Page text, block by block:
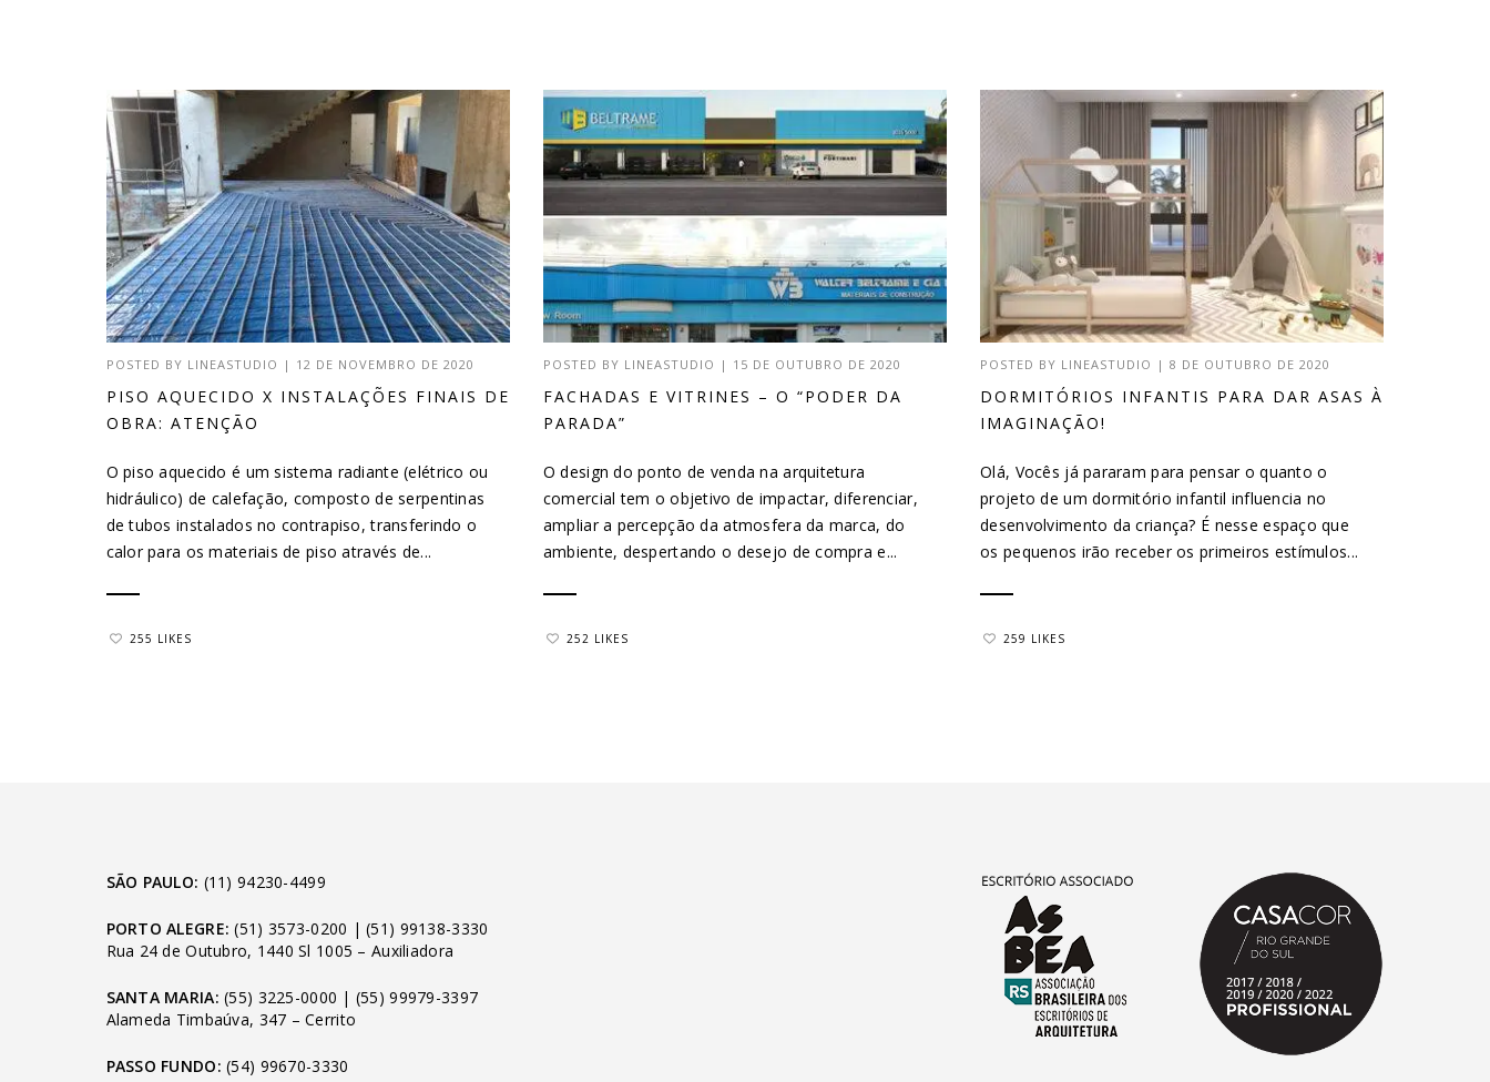
POSTED BY LINEASTUDIO | 12 DE NOVEMBRO DE 2020
PISO AQUECIDO X INSTALAÇÕES FINAIS DE
OBRA: ATENÇÃO
O piso aquecido é um sistema radiante (elétrico ou
hidráulico) de calefação, composto de serpentinas
de tubos instalados no contrapiso, transferindo o
calor para os materiais de piso através de...
255 LIKES
POSTED BY LINEASTUDIO | 15 DE OUTUBRO DE 2020
FACHADAS E VITRINES – O “PODER DA
PARADA”
O design do ponto de venda na arquitetura
comercial tem o objetivo de impactar, diferenciar,
ampliar a percepção da atmosfera da marca, do
ambiente, despertando o desejo de compra e...
252 LIKES
POSTED BY LINEASTUDIO |8 DE OUTUBRO DE 2020
DORMITÓRIOS INFANTIS PARA DAR ASAS À
IMAGINAÇÃO!
Olá, Vocês já pararam para pensar o quanto o
projeto de um dormitório infantil influencia no
desenvolvimento da criança? É nesse espaço que
os pequenos irão receber os primeiros estímulos...
259 LIKES
SÃO PAULO: (11) 94230-4499
PORTO ALEGRE: (51) 3573-0200 |(51) 99138-3330
Rua 24 de Outubro, 1440 Sl 1005 – Auxiliadora
SANTA MARIA: (55) 3225-0000 | (55) 99979-3397
Alameda Timbaúva, 347 – Cerrito
PASSO FUNDO: (54) 99670-3330